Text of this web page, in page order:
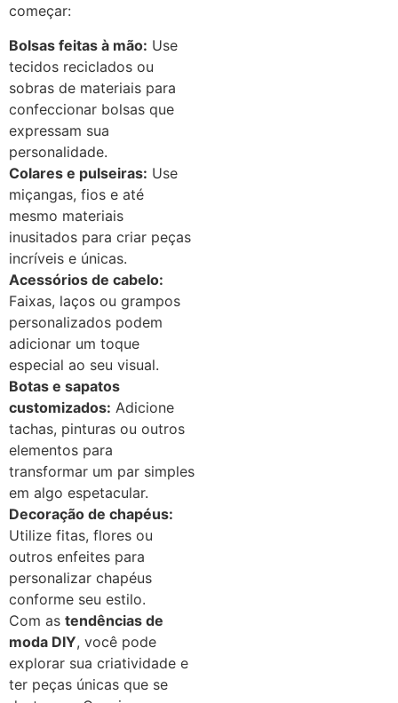
começar:
Bolsas feitas à mão: Use
tecidos reciclados ou
sobras de materiais para
confeccionar bolsas que
expressam sua
personalidade.
Colares e pulseiras: Use
miçangas, fios e até
mesmo materiais
inusitados para criar peças
incríveis e únicas.
Acessórios de cabelo:
Faixas, laços ou grampos
personalizados podem
adicionar um toque
especial ao seu visual.
Botas e sapatos
customizados: Adicione
tachas, pinturas ou outros
elementos para
transformar um par simples
em algo espetacular.
Decoração de chapéus:
Utilize fitas, flores ou
outros enfeites para
personalizar chapéus
conforme seu estilo.
Com as tendências de
moda DIY, você pode
explorar sua criatividade e
ter peças únicas que se